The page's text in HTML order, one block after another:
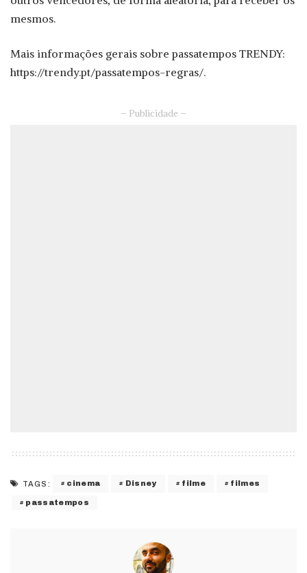
mesmos.
Mais informações gerais sobre passatempos TRENDY:
https://trendy.pt/passatempos-regras/.
– Publicidade –
TAGS: cinema Disney filme filmes
passatempos